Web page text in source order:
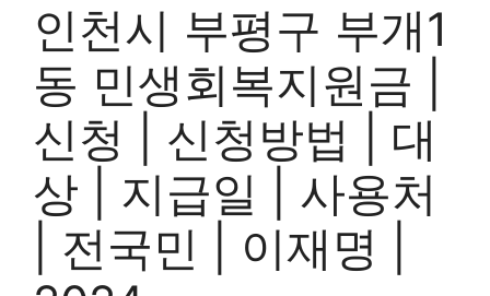
인천시 부평구 부개1
동 민생회복지원금 |
신청 | 신청방법 | 대
상 | 지급일 | 사용처
| 전국민 | 이재명 |